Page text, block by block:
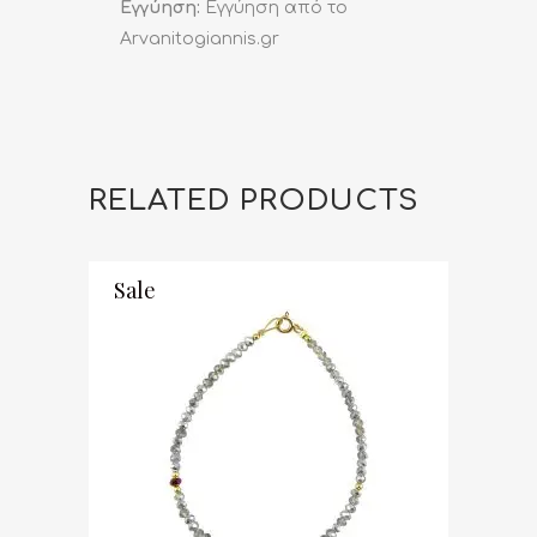
Εγγύηση: Εγγύηση από το
Arvanitogiannis.gr
RELATED PRODUCTS
Sale